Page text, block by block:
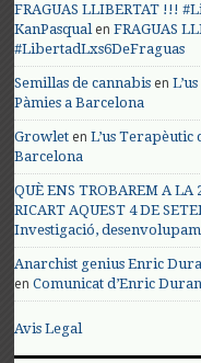
FRAGUAS LLIBERTAT !!!
KanPasqualenFRAGUAS
#LibertadLxs6DeFraguas
Semillas de cannabis en
Pàmies a Barcelona
Growlet enL’us Terapèutic
Barcelona
QUÈ ENS TROBAREM A LA
RICART AQUEST 4 DE
Investigació,
Anarchist genius Enric
enComunicat d’Enric
Avis Legal